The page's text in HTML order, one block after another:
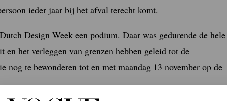
ieder jaar bij het afval terecht komt.
Design Week een podium. Daar was gedurende de hele
het verleggen van grenzen hebben geleid tot de
te bewonderen tot en met maandag 13 november op de